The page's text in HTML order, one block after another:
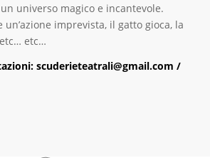
universo magico e incantevole.
un’azione imprevista, il gatto gioca, la
etc…
scuderieteatrali@gmail.com /